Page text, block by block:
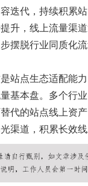
迭代，持续积累
升，线上流量渠
摆脱行业同质化
站点生态适配能
基本盘。多个行
代的站点线上资
渠道，积累长效